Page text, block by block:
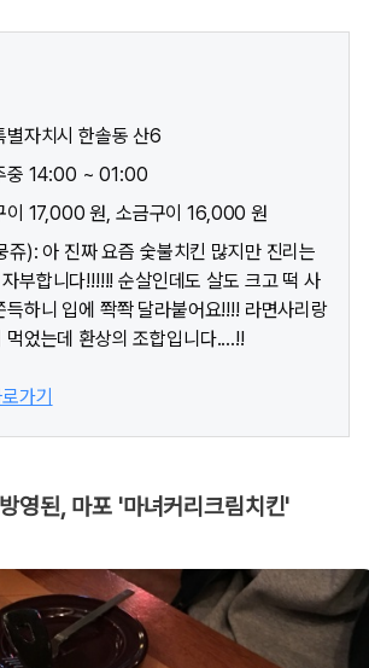
별자치시 한솔동 산6
중 14:00 ~ 01:00
이 17,000 원, 소금구이 16,000 원
쥬): 아 진짜 요즘 숯불치킨 많지만 진리는
부합니다!!!!!! 순살인데도 살도 크고 떡 사
득하니 입에 쫙쫙 달라붙어요!!!! 라면사리랑
먹었는데 환상의 조합입니다....!!
가기
영된, 마포 '마녀커리크림치킨'